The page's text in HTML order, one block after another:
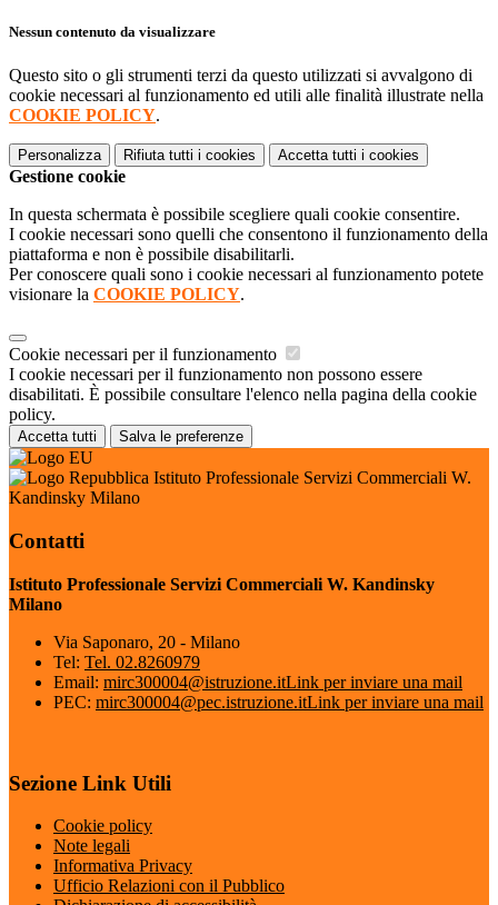
Nessun contenuto da visualizzare
Questo sito o gli strumenti terzi da questo utilizzati si avvalgono di
cookie necessari al funzionamento ed utili alle finalità illustrate nella
COOKIE POLICY.
Personalizza Rifiuta tutti i cookies Accetta tutti i cookies
Gestione cookie
In questa schermata è possibile scegliere quali cookie consentire.
I cookie necessari sono quelli che consentono il funzionamento della
piattaforma e non è possibile disabilitarli.
Per conoscere quali sono i cookie necessari al funzionamento potete
visionare la COOKIE POLICY.
Cookie necessari per il funzionamento
I cookie necessari per il funzionamento non possono essere
disabilitati. È possibile consultare l'elenco nella pagina della cookie
policy.
Accetta tutti Salva le preferenze
Istituto Professionale Servizi Commerciali W.
Kandinsky Milano
Contatti
Istituto Professionale Servizi Commerciali W. Kandinsky
Milano
Via Saponaro, 20 - Milano
Tel: Tel. 02.8260979
Email: mirc300004@istruzione.itLink per inviare una mail
PEC: mirc300004@pec.istruzione.itLink per inviare una mail
Sezione Link Utili
Cookie policy
Note legali
Informativa Privacy
Ufficio Relazioni con il Pubblico